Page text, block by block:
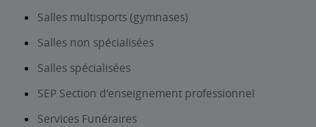
Salles multisports (gymnases)
Salles non spécialisées
Salles spécialisées
SEP Section d’enseignement professionnel
Services Funéraires